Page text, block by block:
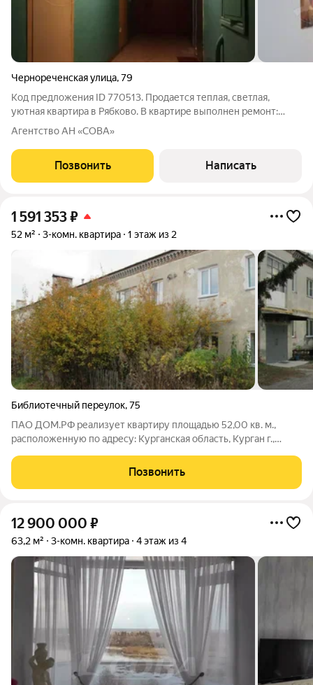
Чернореченская улица,79
Код предложения ID 770513. Продается теплая, светлая,
уютная квартира в Рябково. В квартире выполнен ремонт:
поменяна эл. проводка, установлен стекло пакет, пол -
Установлена душевая кабина.
Агентство АН «СОВА»
Позвонить Написать
1 591 353₽
52 м² 3-комн. квартира 1 этаж из 2
Библиотечный переулок,75
ПАО ДОМ.РФ реализует квартиру площадью 52,00 кв. м.,
расположенную по адресу: Курганская область, Курган г.,
собственник (юридическое лицо). Кадастровый номер объекта
недвижимости: 45:25:030414:375
Позвонить
12 900 000 ₽
63,2 м² 3-комн. квартира 4 этаж из 4